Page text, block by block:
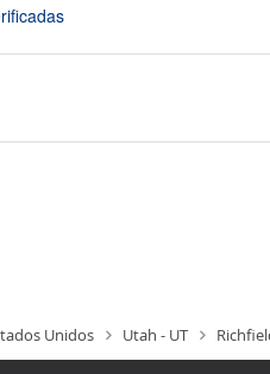
Unidos Utah - UT